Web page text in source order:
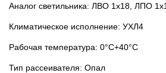
Аналог светильника: ЛВО 1x18, ЛПО
Климатическое исполнение: УХЛ4
Рабочая температура: 0°C+40°C
Тип рассеивателя: Опал